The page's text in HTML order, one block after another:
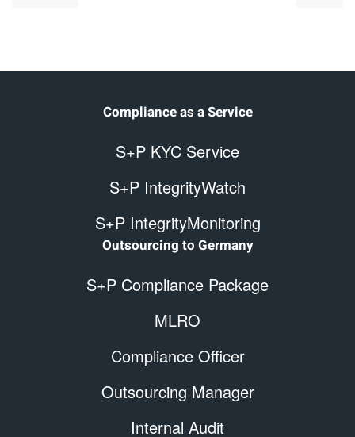
Compliance as a Service
S+P KYC Service
S+P IntegrityWatch
S+P IntegrityMonitoring
Outsourcing to Germany
S+P Compliance Package
MLRO
Compliance Officer
Outsourcing Manager
Internal Audit